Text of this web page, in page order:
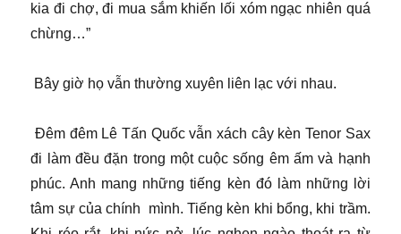
kia đi chợ, đi mua sắm khiến lối xóm ngạc nhiên quá
chừng…”
Bây giờ họ vẫn thường xuyên liên lạc với nhau.
Đêm đêm Lê Tấn Quốc vẫn xách cây kèn Tenor Sax
đi làm đều đặn trong một cuộc sống êm ấm và hạnh
phúc. Anh mang những tiếng kèn đó làm những lời
tâm sự của chính mình. Tiếng kèn khi bổng, khi trầm.